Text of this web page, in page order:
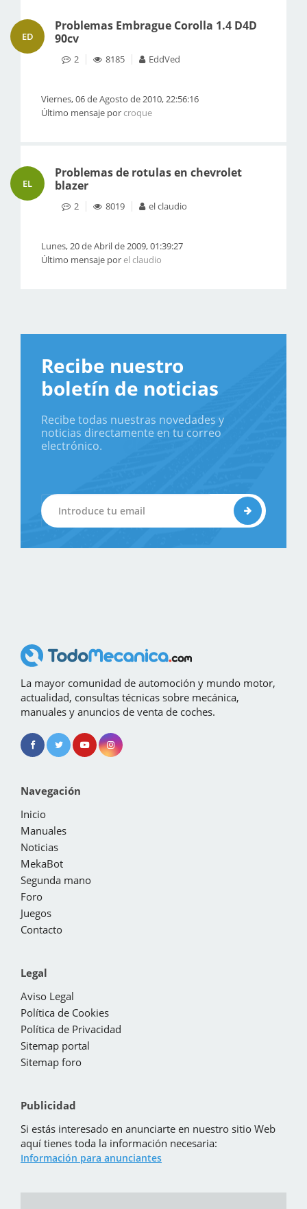
ED
Problemas Embrague Corolla 1.4 D4D
90cv
2 8185 EddVed
Viernes, 06 de Agosto de 2010, 22:56:16
Último mensaje porcroque
EL
Problemas de rotulas en chevrolet
blazer
2 8019 el claudio
Lunes, 20 de Abril de 2009, 01:39:27
Último mensaje porel claudio
Recibe nuestro
boletín de noticias
Recibe todas nuestras novedades y
noticias directamente en tu correo
electrónico.
La mayor comunidad de automoción y mundo motor,
actualidad, consultas técnicas sobre mecánica,
manuales y anuncios de venta de coches.
Navegación
Inicio
Manuales
Noticias
MekaBot
Segunda mano
Foro
Juegos
Contacto
Legal
Aviso Legal
Política de Cookies
Política de Privacidad
Sitemap portal
Sitemap foro
Publicidad
Si estás interesado en anunciarte en nuestro sitio Web
aquí tienes toda la información necesaria:
Información para anunciantes